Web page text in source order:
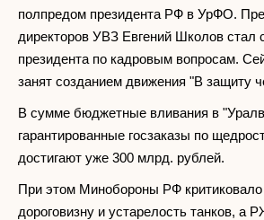
полпредом президента РФ в УрФО.
директоров УВЗ Евгений Школов стал
президента по кадровым вопросам.
занят созданием движения "В защиту
В сумме бюджетные вливания в
гарантированные госзаказы по
достигают уже 300 млрд. рублей.
При этом Минобороны РФ
дороговизну и устарелость танков, а